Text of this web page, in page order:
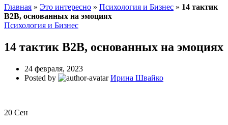
Главная » Это интересно » Психология и Бизнес » 14 тактик
B2B, основанных на эмоциях
Психология и Бизнес
14 тактик B2B, основанных на эмоциях
24 февраля, 2023
Posted by
Ирина Швайко
20 Сен